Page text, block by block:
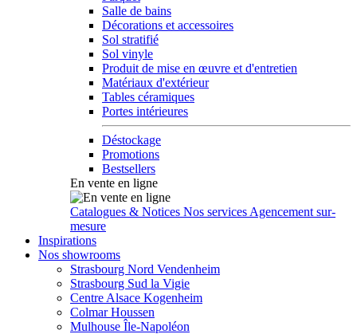
Salle de bains
Décorations et accessoires
Sol stratifié
Sol vinyle
Produit de mise en œuvre et d'entretien
Matériaux d'extérieur
Tables céramiques
Portes intérieures
Déstockage
Promotions
Bestsellers
En vente en ligne
Catalogues & Notices Nos services Agencement sur-
mesure
Inspirations
Nos showrooms
Strasbourg Nord Vendenheim
Strasbourg Sud la Vigie
Centre Alsace Kogenheim
Colmar Houssen
Mulhouse Île-Napoléon